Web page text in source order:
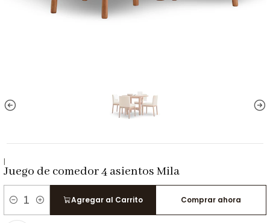
|
Juego de comedor 4 asientos Mila
Cantidad
Agregar al Carrito Comprar ahora